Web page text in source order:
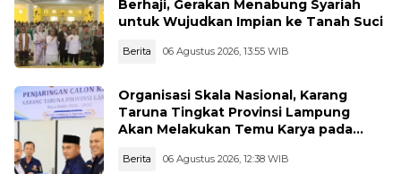
Berhaji, Gerakan Menabung Syariah
untuk Wujudkan Impian ke Tanah Suci
Berita 06 Agustus 2026, 13:55 WIB
Organisasi Skala Nasional, Karang
Taruna Tingkat Provinsi Lampung
Akan Melakukan Temu Karya pada
Berita 06 Agustus 2026, 12:38 WIB